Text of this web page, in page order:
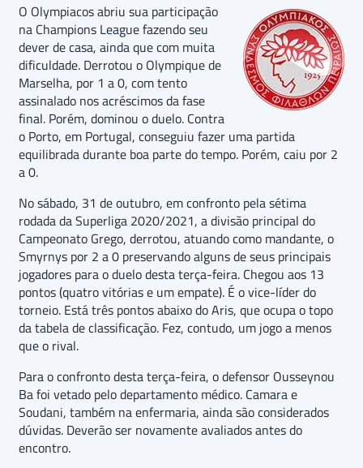
O Olympiacos abriu sua participação
na Champions League fazendo seu
dever de casa, ainda que com muita
dificuldade. Derrotou o Olympique de
Marselha, por 1 a 0, com tento
assinalado nos acréscimos da fase
final. Porém, dominou o duelo. Contra
o Porto, em Portugal, conseguiu fazer uma partida
equilibrada durante boa parte do tempo. Porém, caiu por 2
a 0.
No sábado, 31 de outubro, em confronto pela sétima
rodada da Superliga 2020/2021, a divisão principal do
Campeonato Grego, derrotou, atuando como mandante, o
Smyrnys por 2 a 0 preservando alguns de seus principais
jogadores para o duelo desta terça-feira. Chegou aos 13
pontos (quatro vitórias e um empate). É o vice-líder do
torneio. Está três pontos abaixo do Aris, que ocupa o topo
da tabela de classificação. Fez, contudo, um jogo a menos
que o rival.
Para o confronto desta terça-feira, o defensor Ousseynou
Ba foi vetado pelo departamento médico. Camara e
Soudani, também na enfermaria, ainda são considerados
dúvidas. Deverão ser novamente avaliados antes do
encontro.